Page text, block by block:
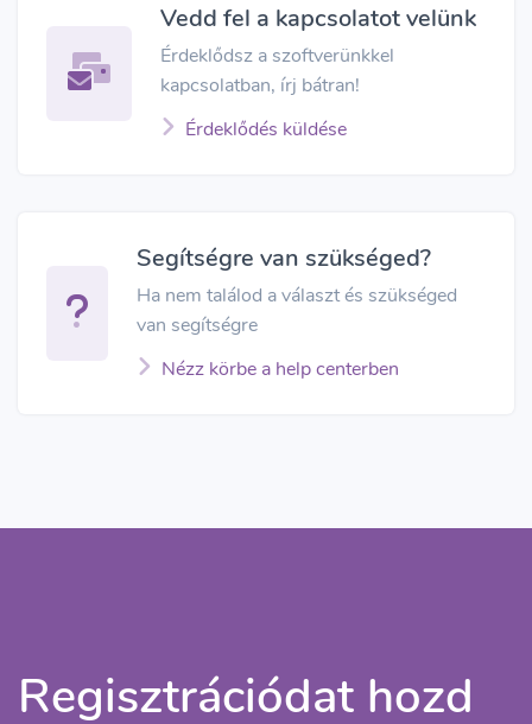
Vedd fel a kapcsolatot velünk
Érdeklődsz a szoftverünkkel
kapcsolatban, írj bátran!
Érdeklődés küldése
Segítségre van szükséged?
Ha nem találod a választ és szükséged
van segítségre
Nézz körbe a help centerben
Regisztrációdat hozd